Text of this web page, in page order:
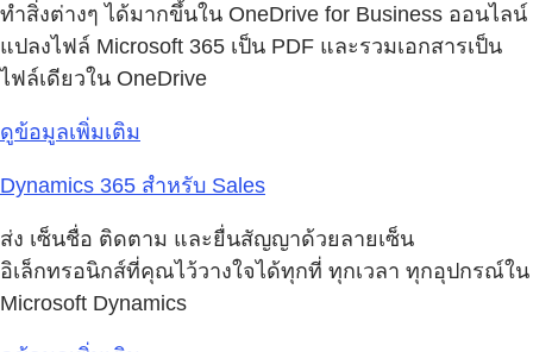
ทำสิ่งต่างๆ ได้มากขึ้นใน OneDrive for Business ออนไลน์
แปลงไฟล์ Microsoft 365 เป็น PDF และรวมเอกสารเป็น
ไฟล์เดียวใน OneDrive
ดูข้อมูลเพิ่มเติม
Dynamics 365 สำหรับ Sales
ส่ง เซ็นชื่อ ติดตาม และยื่นสัญญาด้วยลายเซ็น
อิเล็กทรอนิกส์ที่คุณไว้วางใจได้ทุกที่ ทุกเวลา ทุกอุปกรณ์ใน
Microsoft Dynamics